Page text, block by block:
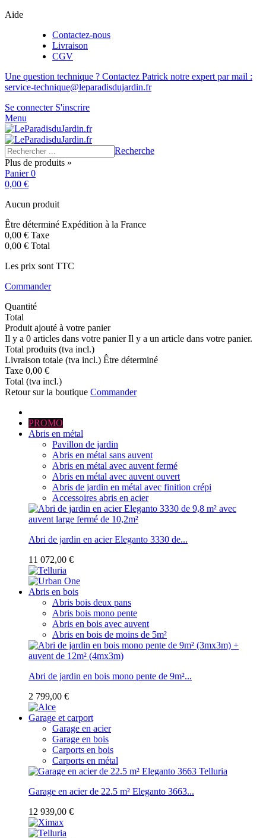
Aide
Contactez-nous
Livraison
CGV
Une question technique ? Contactez Patrick notre expert par mail :
service-technique@leparadisdujardin.fr
Se connecter S'inscrire
Menu
Recherche
Plus de produits »
Panier 0
0,00 €
Aucun produit
Être déterminé Expédition à la France
0,00 € Taxe
0,00 € Total
Les prix sont TTC
Commander
Quantité
Total
Produit ajouté à votre panier
Il y a 0 articles dans votre panierIl y a un article dans votre panier.
Total produits (tva incl.)
Livraison totale (tva incl.) Être déterminé
Taxe 0,00 €
Total (tva incl.)
Retour sur la boutique Commander
PROMO
Abris en métal
Pavillon de jardin
Abris en métal sans auvent
Abris en métal avec auvent fermé
Abris en métal avec auvent ouvert
Abris de jardin en métal avec finition crépi
Accessoires abris en acier
Abri de jardin en acier Eleganto 3330 de...
11 072,00 €
Abris en bois
Abris bois deux pans
Abris bois mono pente
Abris en bois avec auvent
Abris en bois de moins de 5m²
Abri de jardin en bois mono pente de 9m²...
2 799,00 €
Garage et carport
Garage en acier
Garage en bois
Carports en bois
Carports en métal
Garage en acier de 22.5 m² Eleganto 3663...
12 939,00 €